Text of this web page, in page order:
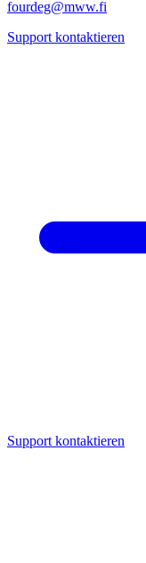
fourdeg@mww.fi
Support kontaktieren
Support kontaktieren